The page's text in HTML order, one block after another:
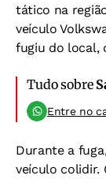
tático na
veículo
fugiu do local,
Tudo sobre
Entre no
Durante a
veículo colidir.